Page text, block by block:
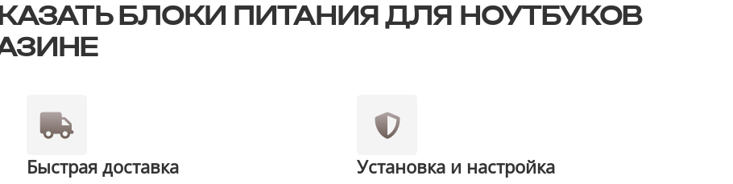
БЛОКИ ПИТАНИЯ ДЛЯ НОУТБУКОВ
Быстрая доставка Установка и настройка